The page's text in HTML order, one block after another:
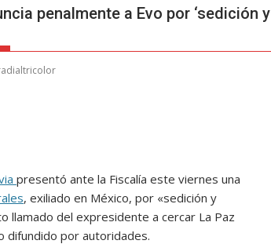
penalmente a Evo por ‘sedición y
presentó ante la Fiscalía este viernes una
, exiliado en México, por «sedición y
llamado del expresidente a cercar La Paz
difundido por autoridades.